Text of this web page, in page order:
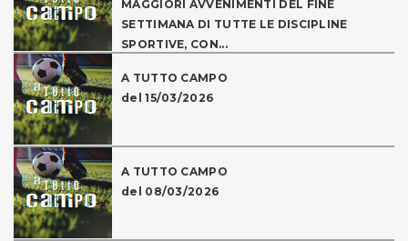
MAGGIORI AVVENIMENTI DEL FINE
SETTIMANA DI TUTTE LE DISCIPLINE
SPORTIVE, CON...
A TUTTO CAMPO
del 15/03/2026
A TUTTO CAMPO
del 08/03/2026